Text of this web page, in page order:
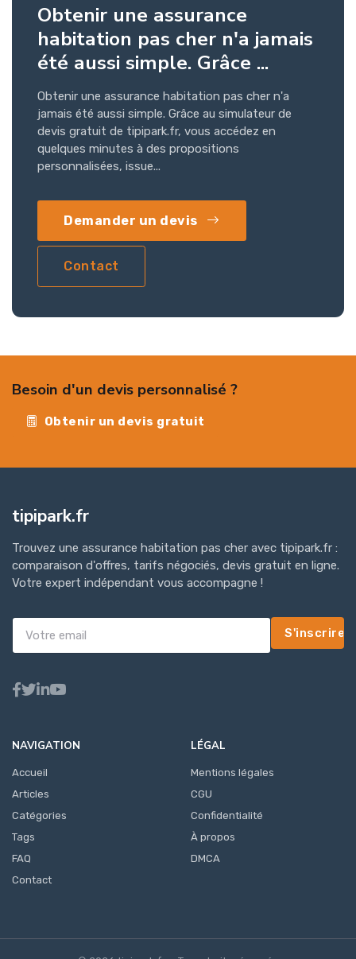
Obtenir une assurance
habitation pas cher n'a jamais
été aussi simple. Grâce ...
Obtenir une assurance habitation pas cher n'a
jamais été aussi simple. Grâce au simulateur de
devis gratuit de tipipark.fr, vous accédez en
quelques minutes à des propositions
personnalisées, issue...
Demander un devis
Contact
Besoin d'un devis personnalisé ?
Obtenir un devis gratuit
tipipark.fr
Trouvez une assurance habitation pas cher avec tipipark.fr :
comparaison d'offres, tarifs négociés, devis gratuit en ligne.
Votre expert indépendant vous accompagne !
S'inscrire
NAVIGATION
Accueil
Articles
Catégories
Tags
FAQ
Contact
LÉGAL
Mentions légales
CGU
Confidentialité
À propos
DMCA